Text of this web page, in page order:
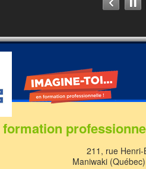
211, rue
Maniwaki